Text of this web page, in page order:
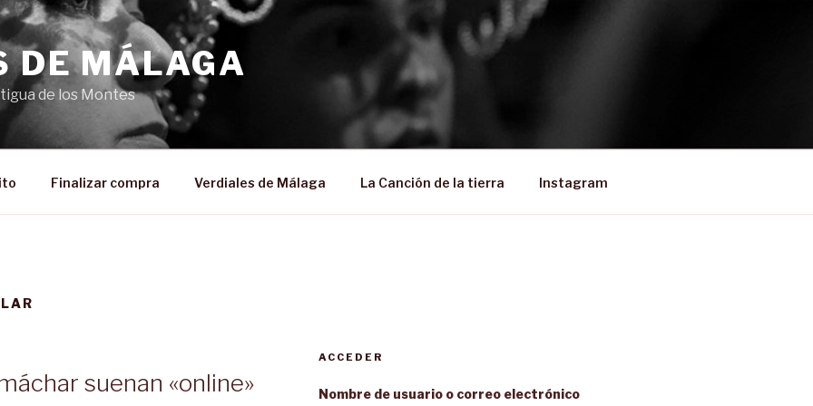
DE MÁLAGA
de los Montes
Finalizar compra Verdiales de Málaga La Canción de la tierra Instagram
suenan «online»
ACCEDER
Nombre de usuario o correo electrónico